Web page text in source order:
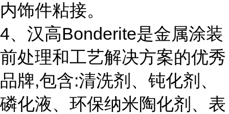
内饰件粘接。
4、汉高Bonderite是金属涂装
前处理和工艺解决方案的优秀
品牌,包含:清洗剂、钝化剂、
磷化液、环保纳米陶化剂、表